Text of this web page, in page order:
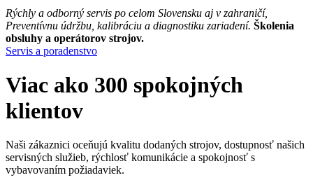
Rýchly a odborný servis po celom Slovensku aj v zahraničí,
Preventívnu údržbu, kalibráciu a diagnostiku zariadení. Školenia
obsluhy a operátorov strojov.
Servis a poradenstvo
Viac ako 300 spokojných
klientov
Naši zákaznici oceňujú kvalitu dodaných strojov, dostupnosť našich
servisných služieb, rýchlosť komunikácie a spokojnosť s
vybavovaním požiadaviek.